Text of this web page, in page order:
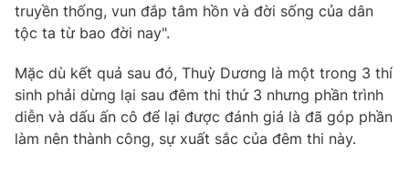
truyền thống, vun đắp tâm hồn và đời sống của dân
tộc ta từ bao đời nay".
Mặc dù kết quả sau đó, Thuỳ Dương là một trong 3 thí
sinh phải dừng lại sau đêm thi thứ 3 nhưng phần trình
diễn và dấu ấn cô để lại được đánh giá là đã góp phần
làm nên thành công, sự xuất sắc của đêm thi này.